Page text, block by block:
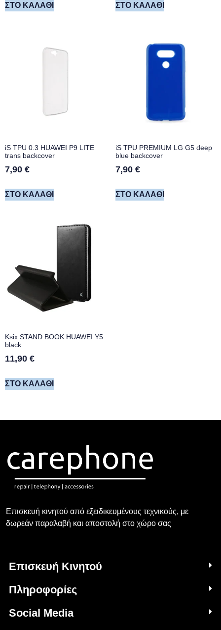
ΣΤΟ ΚΑΛΆΘΙ ΣΤΟ ΚΑΛΆΘΙ
iS TPU 0.3 HUAWEI P9 LITE
trans backcover
7,90 €
ΣΤΟ ΚΑΛΆΘΙ
iS TPU PREMIUM LG G5 deep
blue backcover
7,90 €
ΣΤΟ ΚΑΛΆΘΙ
Ksix STAND BOOK HUAWEI Y5
black
11,90 €
ΣΤΟ ΚΑΛΆΘΙ
Επισκευή κινητού από εξειδικευμένους τεχνικούς, με
δωρεάν παραλαβή και αποστολή στο χώρο σας
Επισκευή Κινητού
Πληροφορίες
Social Media